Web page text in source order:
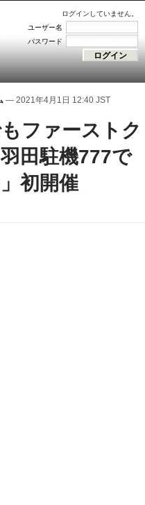
ログインしていません。
ユーザー名
パスワード
— 2021年4月1日 12:40 JST
ファーストク
田駐機777で
初開催